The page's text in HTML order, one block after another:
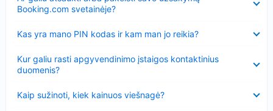
Booking.com svetainėje?
Kas yra mano PIN kodas ir kam man jo reikia?
Kur galiu rasti apgyvendinimo įstaigos kontaktinius
duomenis?
Kaip sužinoti, kiek kainuos viešnagė?